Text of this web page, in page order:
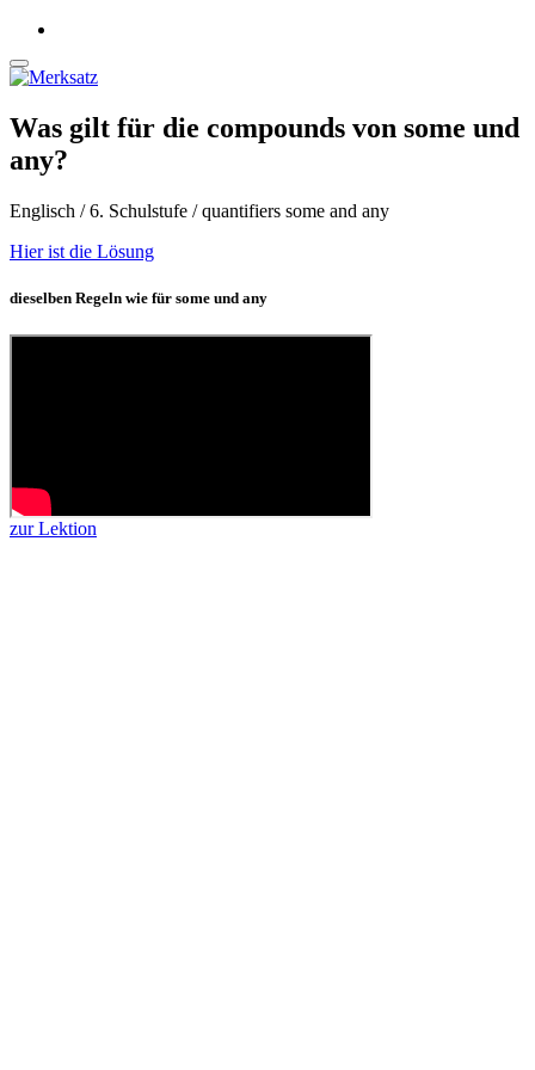
Was gilt für die compounds von some und
any?
Englisch / 6. Schulstufe / quantifiers some and any
Hier ist die Lösung
dieselben Regeln wie für some und any
zur Lektion